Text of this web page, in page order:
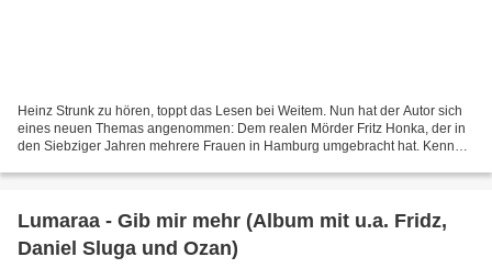
Heinz Strunk zu hören, toppt das Lesen bei Weitem. Nun hat der Autor sich
eines neuen Themas angenommen: Dem realen Mörder Fritz Honka, der in
den Siebziger Jahren mehrere Frauen in Hamburg umgebracht hat. Kennen
Lumaraa - Gib mir mehr (Album mit u.a. Fridz,
Daniel Sluga und Ozan)